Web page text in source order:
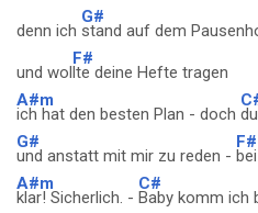
denn ich
G#
stand auf dem
und wol
F#
lte deine Hefte tragen
A#m
ich hat den besten Plan - doch
G#
und anstatt mit mir zu reden -
F#
A#m
klar! Sicherlich. -
C#
Baby komm ich